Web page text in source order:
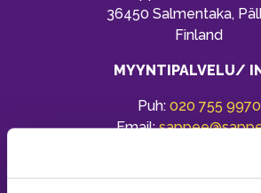
36450 Salmentaka,
Finland
MYYNTIPALVELU/
Puh: 020 755 9970
Email: